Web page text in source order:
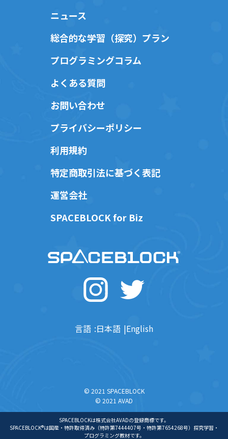
ニュース
総合的な学習（探究）プラン
プログラミングコラム
よくある質問
お問い合わせ
プライバシーポリシー
利用規約
特定商取引法に基づく表記
運営会社
SPACEBLOCK for Biz
言語 日本語 English
© 2021 SPACEBLOCK
© 2021 AVAD
SPACEBLOCKは株式会社AVADの登録商標です。
SPACEBLOCK®は国産・特許取得済み（特許第7444407号・特許第7654268号）探究学習・
プログラミング教材です。